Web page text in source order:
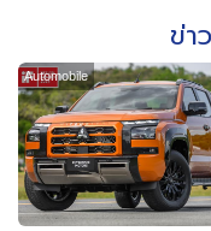
ข่า
Automobile